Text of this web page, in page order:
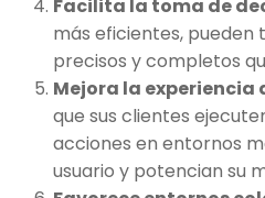
Facilita la toma de
más eficientes, pueden
precisos y completos
Mejora la experiencia
que sus clientes
acciones en entornos
usuario y potencian su